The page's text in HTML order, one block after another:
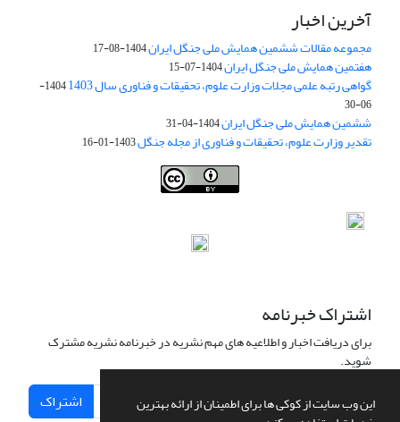
این وب سایت از کوکی ها برای اطمینان از ارائه بهترین
آخرین اخبار
مجموعه مقالات ششمین همایش ملی جنگل ایران1404-08-17
هفتمین همایش ملی جنگل ایران1404-07-15
گواهی رتبه علمی مجلات وزارت علوم، تحقیقات و فناوری سال 1403
1404-
06-30
ششمین همایش ملی جنگل ایران1404-04-31
تقدیر وزارت علوم، تحقیقات و فناوری از مجله جنگل1403-01-16
اشتراک خبرنامه
برای دریافت اخبار و اطلاعیه های مهم نشریه در خبرنامه نشریه مشترک
شوید.
اشتراک